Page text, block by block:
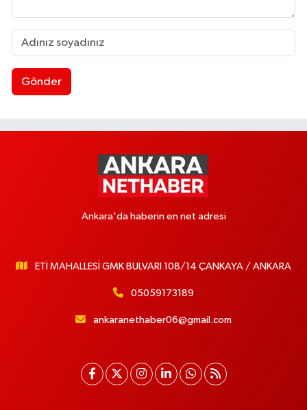
Gönder
Ankara'da haberin en net adresi
ETİ MAHALLESİ GMK BULVARI 108/14 ÇANKAYA / ANKARA
05059173189
ankaranethaber06@gmail.com